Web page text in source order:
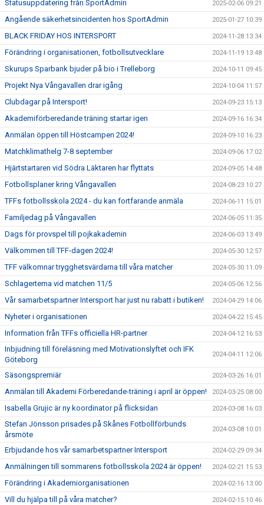
Statusuppdatering från SportAdmin 2025-02-06 09:21
Angående säkerhetsincidenten hos SportAdmin 2025-01-27 10:39
BLACK FRIDAY HOS INTERSPORT 2024-11-28 13:34
Förändring i organisationen, fotbollsutvecklare 2024-11-19 13:48
Skurups Sparbank bjuder på bio i Trelleborg 2024-10-11 09:45
Projekt Nya Vångavallen drar igång 2024-10-04 11:57
Clubdagar på Intersport! 2024-09-23 15:13
Akademiförberedande träning startar igen 2024-09-16 16:34
Anmälan öppen till Höstcampen 2024! 2024-09-10 16:23
Matchklimathelg 7-8 september 2024-09-06 17:02
Hjärtstartaren vid Södra Läktaren har flyttats 2024-09-05 14:48
Fotbollsplaner kring Vångavallen 2024-08-23 10:27
TFFs fotbollsskola 2024 - du kan fortfarande anmäla 2024-06-11 15:01
Familjedag på Vångavallen 2024-06-05 11:35
Dags för provspel till pojkakademin 2024-06-03 13:49
Välkommen till TFF-dagen 2024! 2024-05-30 12:57
TFF välkomnar trygghetsvärdarna till våra matcher 2024-05-30 11:09
Schlagertema vid matchen 11/5 2024-05-06 12:56
Vår samarbetspartner Intersport har just nu rabatt i butiken! 2024-04-29 14:06
Nyheter i organisationen 2024-04-22 15:45
Information från TFFs officiella HR-partner 2024-04-12 16:53
Inbjudning till föreläsning med Motivationslyftet och IFK
Göteborg
2024-04-11 12:06
Säsongspremiär 2024-03-26 16:01
Anmälan till Akademi Förberedande-träning i april är öppen! 2024-03-25 08:00
Isabella Grujic är ny koordinator på flicksidan 2024-03-08 16:03
Stefan Jönsson prisades på Skånes Fotbollförbunds
årsmöte
2024-03-08 10:01
Erbjudande hos vår samarbetspartner Intersport 2024-02-29 09:34
Anmälningen till sommarens fotbollsskola 2024 är öppen! 2024-02-21 15:53
Förändring i Akademiorganisationen 2024-02-16 13:00
Vill du hjälpa till på våra matcher? 2024-02-15 10:46